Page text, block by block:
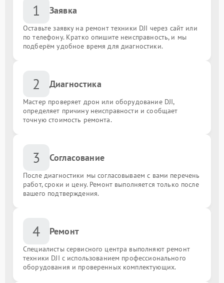
1 Заявка
Оставьте заявку на ремонт техники DJI через сайт или
по телефону. Кратко опишите неисправность, и мы
подберём удобное время для диагностики.
2 Диагностика
Мастер проверяет дрон или оборудование DJI,
определяет причину неисправности и сообщает
точную стоимость ремонта.
3 Согласование
После диагностики мы согласовываем с вами перечень
работ, сроки и цену. Ремонт выполняется только после
вашего подтверждения.
4 Ремонт
Специалисты сервисного центра выполняют ремонт
техники DJI с использованием профессионального
оборудования и проверенных комплектующих.